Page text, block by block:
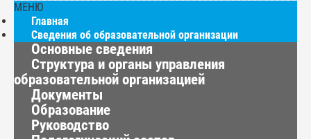
МЕНЮ
Главная
Сведения об образовательной организации
Основные сведения
Структура и органы управления
образовательной организацией
Документы
Образование
Руководство